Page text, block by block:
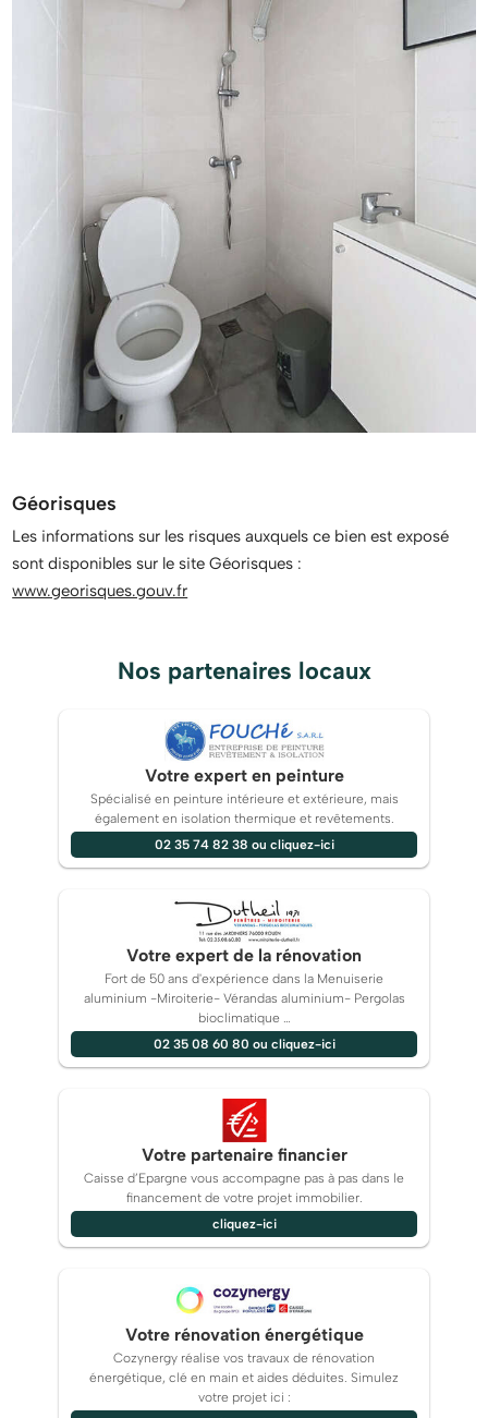
Géorisques
Les informations sur les risques auxquels ce bien est exposé
sont disponibles sur le site Géorisques :
www.georisques.gouv.fr
Nos partenaires locaux
Votre expert en peinture
Spécialisé en peinture intérieure et extérieure, mais
également en isolation thermique et revêtements.
02 35 74 82 38 ou cliquez-ici
Votre expert de la rénovation
Fort de 50 ans d'expérience dans la Menuiserie
aluminium -Miroiterie- Vérandas aluminium- Pergolas
bioclimatique …
02 35 08 60 80 ou cliquez-ici
Votre partenaire financier
Caisse d’Epargne vous accompagne pas à pas dans le
financement de votre projet immobilier.
cliquez-ici
Votre rénovation énergétique
Cozynergy réalise vos travaux de rénovation
énergétique, clé en main et aides déduites. Simulez
votre projet ici :